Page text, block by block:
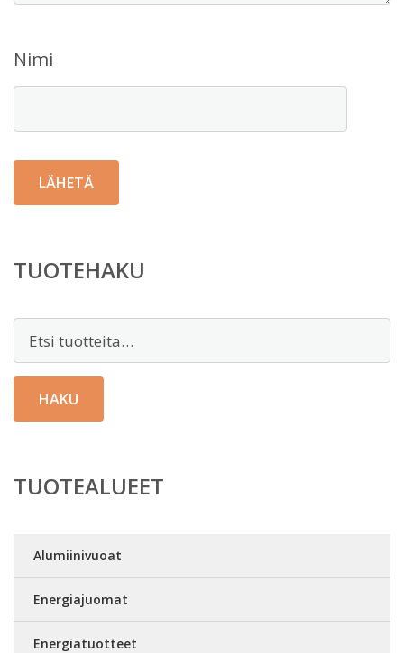
Nimi
TUOTEHAKU
HAKU
TUOTEALUEET
Alumiinivuoat
Energiajuomat
Energiatuotteet